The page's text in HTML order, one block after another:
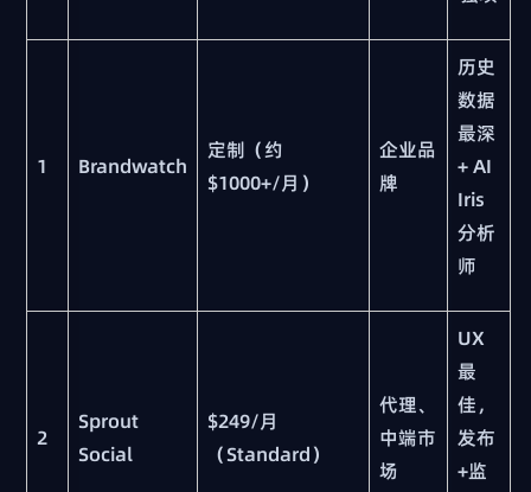
1 Brandwatch
定制（约
$1000+/月）
企业品
牌
历史
数据
最深
+ AI
Iris
分析
师
2
Sprout
Social
$249/月
（Standard）
代理、
中端市
场
UX
最
佳，
发布
+监